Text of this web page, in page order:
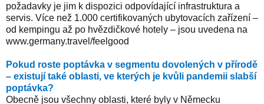
požadavky je jim k dispozici odpovídající infrastruktura a
servis. Více než 1.000 certifikovaných ubytovacích zařízení –
od kempingu až po hvězdičkové hotely – jsou uvedena na
www.germany.travel/feelgood
Pokud roste poptávka v segmentu dovolených v přírodě
– existují také oblasti, ve kterých je kvůli pandemii slabší
poptávka?
Obecně jsou všechny oblasti, které byly v Německu